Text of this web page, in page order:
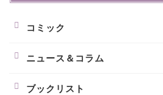
コミック
ニュース＆コラム
ブックリスト